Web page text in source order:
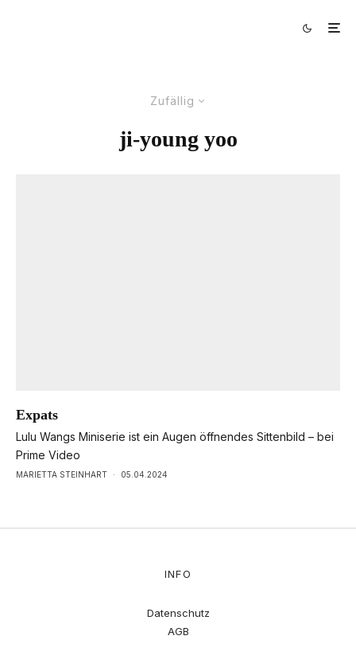
Zufällig
ji-young yoo
Expats
Lulu Wangs Miniserie ist ein Augen öffnendes Sittenbild – bei
Prime Video
MARIETTA STEINHART · 05.04.2024
INFO
Datenschutz
AGB